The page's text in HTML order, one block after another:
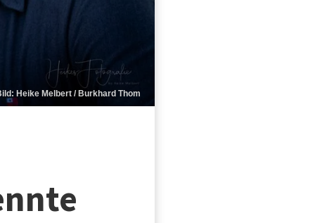
Heike Melbert / Burkhard Thom